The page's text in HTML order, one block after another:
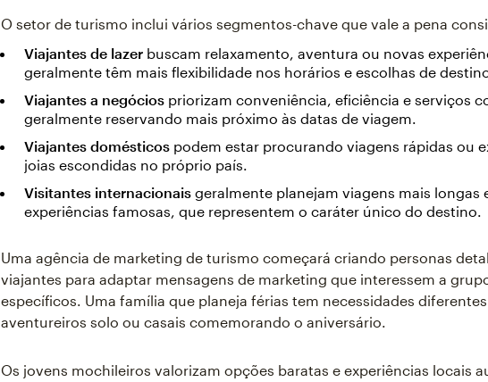
O setor de turismo inclui vários segmentos-chave que vale a pena
Viajantes de lazer buscam relaxamento, aventura ou novas
geralmente têm mais flexibilidade nos horários e escolhas de
Viajantes a negócios priorizam conveniência, eficiência e serviços
geralmente reservando mais próximo às datas de viagem.
Viajantes domésticos podem estar procurando viagens rápidas ou
joias escondidas no próprio país.
Visitantes internacionais geralmente planejam viagens mais longas
experiências famosas, que representem o caráter único do destino.
Uma agência de marketing de turismo começará criando personas
viajantes para adaptar mensagens de marketing que interessem a
específicos. Uma família que planeja férias tem necessidades
aventureiros solo ou casais comemorando o aniversário.
Os jovens mochileiros valorizam opções baratas e experiências locais